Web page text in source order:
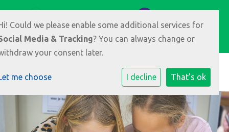
E-mailadres
Could we please enable some additional services for
Media & Tracking? You can always change or
your consent later.
me choose I decline That's ok